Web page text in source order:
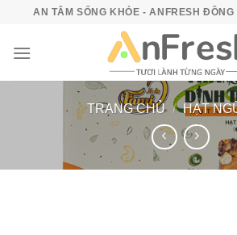
nội
AN TÂM SỐNG KHỎE - ANFRESH
TRANG CHỦ / HẠT